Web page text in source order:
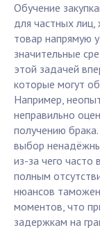
Обучение
для частных
товар напрямую
значительные
этой задачей
которые могут
Например,
неправильно
получению
выбор
из-за чего
полным
нюансов
моментов, что
задержкам на